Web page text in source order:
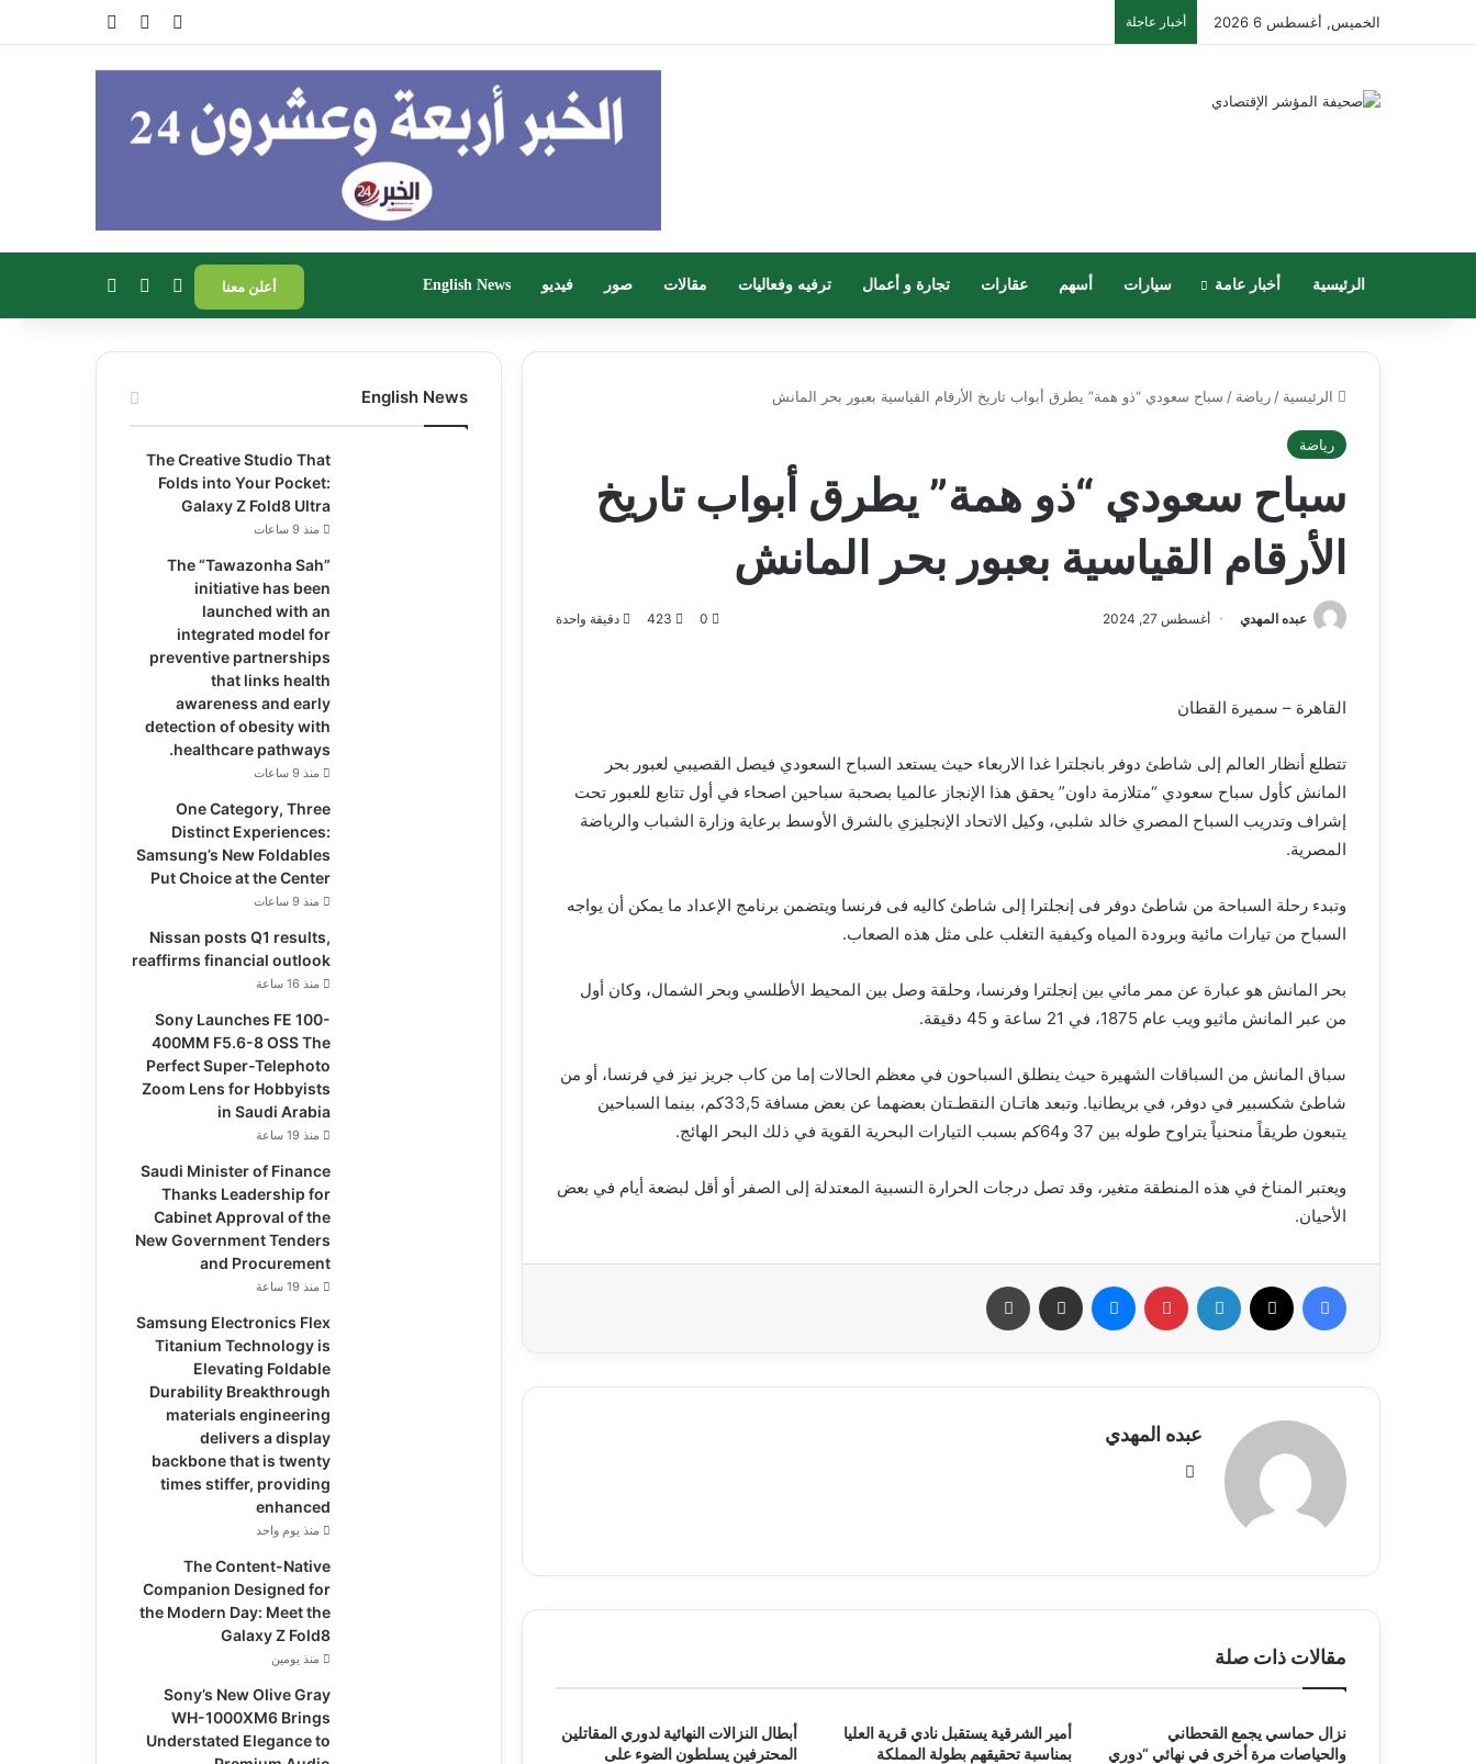
الخميس, أغسطس 6 2026 أخبار عاجلة تسجيل الدخول
مقال عشوائي
الرئيسية أخبار عامة سيارات أسهم عقارات تجارة و أعمال ترفيه وفعاليات مقالات صور فيديو English News أعلن معنا إضافة عمود جانبي
الوضع المظلم
الرئيسية / رياضة / سباح سعودي “ذو همة” يطرق أبواب تاريخ الأرقام القياسية بعبور بحر المانش
رياضة
سباح سعودي “ذو همة” يطرق أبواب تاريخ
الأرقام القياسية بعبور بحر المانش
عبده المهدي أغسطس 27, 2024 0
423 دقيقة واحدة
القاهرة – سميرة القطان
تتطلع أنظار العالم إلى شاطئ دوفر بانجلترا غدا الاربعاء حيث يستعد السباح السعودي فيصل القصيبي لعبور بحر
المانش كأول سباح سعودي “متلازمة داون” يحقق هذا الإنجاز عالميا بصحبة سباحين اصحاء في أول تتابع للعبور تحت
إشراف وتدريب السباح المصري خالد شلبي، وكيل الاتحاد الإنجليزي بالشرق الأوسط برعاية وزارة الشباب والرياضة
المصرية.
وتبدء رحلة السباحة من شاطئ دوفر فى إنجلترا إلى شاطئ كاليه فى فرنسا ويتضمن برنامج الإعداد ما يمكن أن يواجه
السباح من تيارات مائية وبرودة المياه وكيفية التغلب على مثل هذه الصعاب.
بحر المانش هو عبارة عن ممر مائي بين إنجلترا وفرنسا، وحلقة وصل بين المحيط الأطلسي وبحر الشمال، وكان أول
من عبر المانش ماثيو ويب عام 1875، في 21 ساعة و 45 دقيقة.
سباق المانش من السباقات الشهيرة حيث ينطلق السباحون في معظم الحالات إما من كاب جريز نيز في فرنسا، أو من
شاطئ شكسبير في دوفر، في بريطانيا. وتبعد هاتـان النقطـتان بعضهما عن بعض مسافة 33,5كم، بينما السباحين
يتبعون طريقاً منحنياً يتراوح طوله بين 37 و64كم بسبب التيارات البحرية القوية في ذلك البحر الهائج.
ويعتبر المناخ في هذه المنطقة متغير، وقد تصل درجات الحرارة النسبية المعتدلة إلى الصفر أو أقل لبضعة أيام في بعض
الأحيان.
عبده المهدي
مقالات ذات صلة
نزال حماسي يجمع القحطاني
والحياصات مرة أخرى في نهائي “دوري
أمير الشرقية يستقبل نادي قرية العليا
بمناسبة تحقيقهم بطولة المملكة
أبطال النزالات النهائية لدوري المقاتلين
المحترفين يسلطون الضوء على
English News
The Creative Studio That
Folds into Your Pocket:
Galaxy Z Fold8 Ultra
منذ 9 ساعات
The “Tawazonha Sah”
initiative has been
launched with an
integrated model for
preventive partnerships
that links health
awareness and early
detection of obesity with
healthcare pathways.
منذ 9 ساعات
One Category, Three
Distinct Experiences:
Samsung’s New Foldables
Put Choice at the Center
منذ 9 ساعات
Nissan posts Q1 results,
reaffirms financial outlook
منذ 16 ساعة
Sony Launches FE 100-
400MM F5.6-8 OSS The
Perfect Super-Telephoto
Zoom Lens for Hobbyists
in Saudi Arabia
منذ 19 ساعة
Saudi Minister of Finance
Thanks Leadership for
Cabinet Approval of the
New Government Tenders
and Procurement
منذ 19 ساعة
Samsung Electronics Flex
Titanium Technology is
Elevating Foldable
Durability Breakthrough
materials engineering
delivers a display
backbone that is twenty
times stiffer, providing
enhanced
منذ يوم واحد
The Content-Native
Companion Designed for
the Modern Day: Meet the
Galaxy Z Fold8
منذ يومين
Sony’s New Olive Gray
WH-1000XM6 Brings
Understated Elegance to